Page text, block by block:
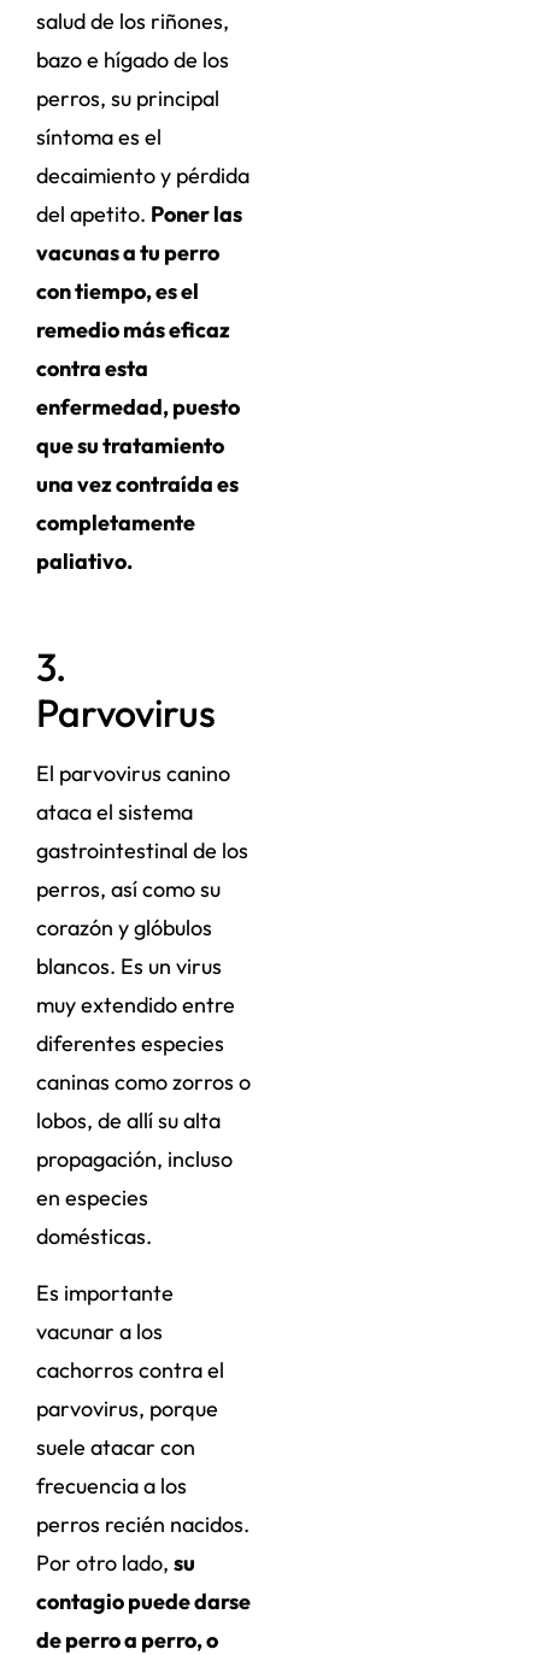
salud de los riñones,
bazo e hígado de los
perros, su principal
síntoma es el
decaimiento y pérdida
del apetito. Poner las
vacunas a tu perro
con tiempo, es el
remedio más eficaz
contra esta
enfermedad, puesto
que su tratamiento
una vez contraída es
completamente
paliativo.
3.
Parvovirus
El parvovirus canino
ataca el sistema
gastrointestinal de los
perros, así como su
corazón y glóbulos
blancos. Es un virus
muy extendido entre
diferentes especies
caninas como zorros o
lobos, de allí su alta
propagación, incluso
en especies
domésticas.
Es importante
vacunar a los
cachorros contra el
parvovirus, porque
suele atacar con
frecuencia a los
perros recién nacidos.
Por otro lado, su
contagio puede darse
de perro a perro, o